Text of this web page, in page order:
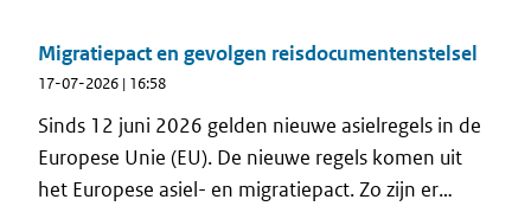
Identiteitsgegevens (RvIG). Met deze nieuwe e-
mailservice komt RvIG voor het eerst rechtstreeks
in contact met niet-ingezetenen. Zo ontvangen zij
op het juiste moment informatie die past bij hun
situatie.
Migratiepact en gevolgen reisdocumentenstelsel
17-07-2026 | 16:58
Sinds 12 juni 2026 gelden nieuwe asielregels in de
Europese Unie (EU). De nieuwe regels komen uit
het Europese asiel- en migratiepact. Zo zijn er